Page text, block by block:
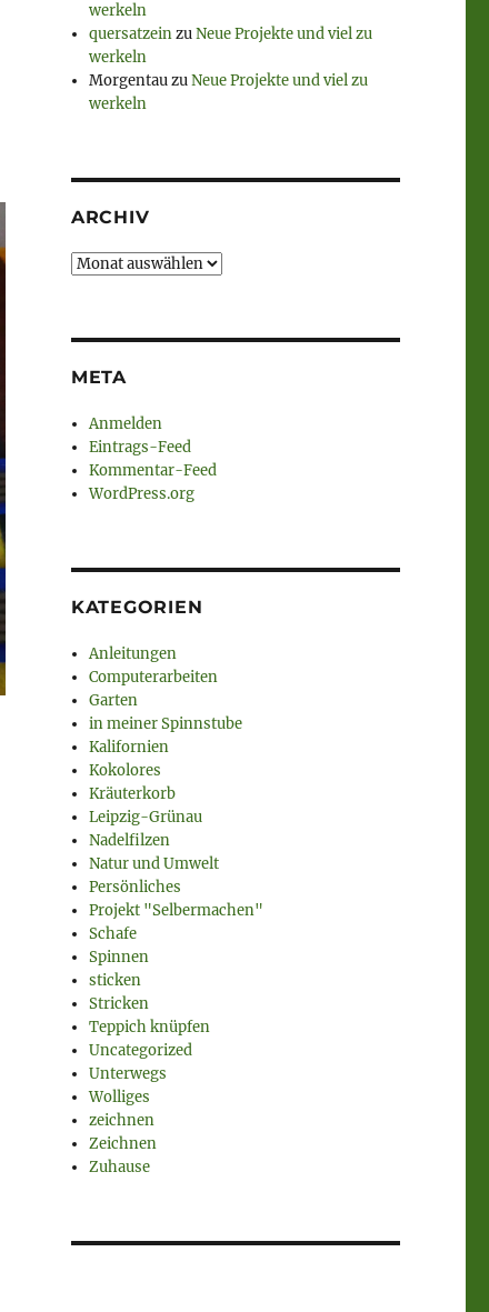
werkeln
quersatzeinzuNeue Projekte und viel zu
werkeln
MorgentauzuNeue Projekte und viel zu
werkeln
ARCHIV
Archiv
META
Anmelden
Eintrags-Feed
Kommentar-Feed
WordPress.org
KATEGORIEN
Anleitungen
Computerarbeiten
Garten
in meiner Spinnstube
Kalifornien
Kokolores
Kräuterkorb
Leipzig-Grünau
Nadelfilzen
Natur und Umwelt
Persönliches
Projekt "Selbermachen"
Schafe
Spinnen
sticken
Stricken
Teppich knüpfen
Uncategorized
Unterwegs
Wolliges
zeichnen
Zeichnen
Zuhause